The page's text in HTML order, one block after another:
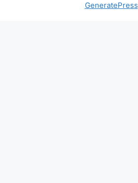
GeneratePress